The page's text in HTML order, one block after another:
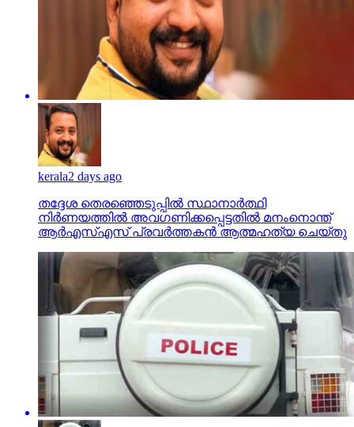
kerala2 days ago
തദ്ദേശ തെരഞ്ഞെടുപ്പില്‍ സ്ഥാനാര്‍ത്ഥി
നിര്‍ണയത്തില്‍ അവഗണിക്കപ്പെട്ടതില്‍ മനംനൊന്ത്
ആര്‍എസ്എസ് പ്രവര്‍ത്തകന്‍ ആത്മഹത്യ ചെയ്തു